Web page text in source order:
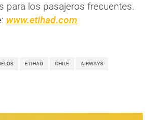
para los pasajeros frecuentes.
www.etihad.com
ETIHAD CHILE AIRWAYS